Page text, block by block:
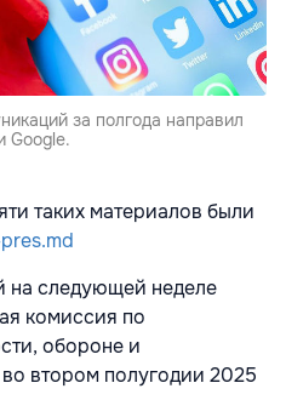
за полгода направил
Google.
таких материалов были
на следующей неделе
комиссия по
обороне и
втором полугодии 2025